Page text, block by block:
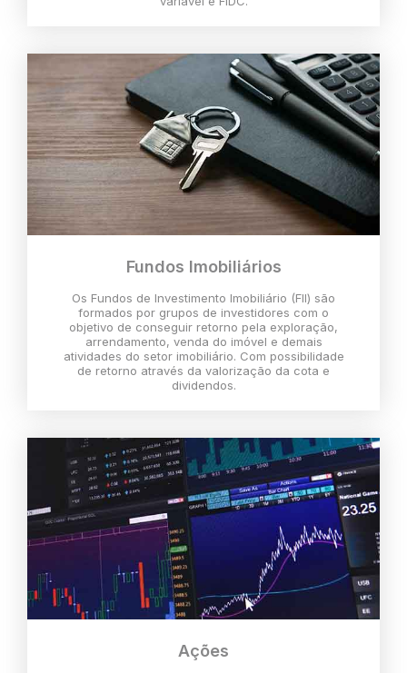
Fundos Imobiliários
Os Fundos de Investimento Imobiliário (FII) são
formados por grupos de investidores com o
objetivo de conseguir retorno pela exploração,
arrendamento, venda do imóvel e demais
atividades do setor imobiliário. Com possibilidade
de retorno através da valorização da cota e
dividendos.
Ações